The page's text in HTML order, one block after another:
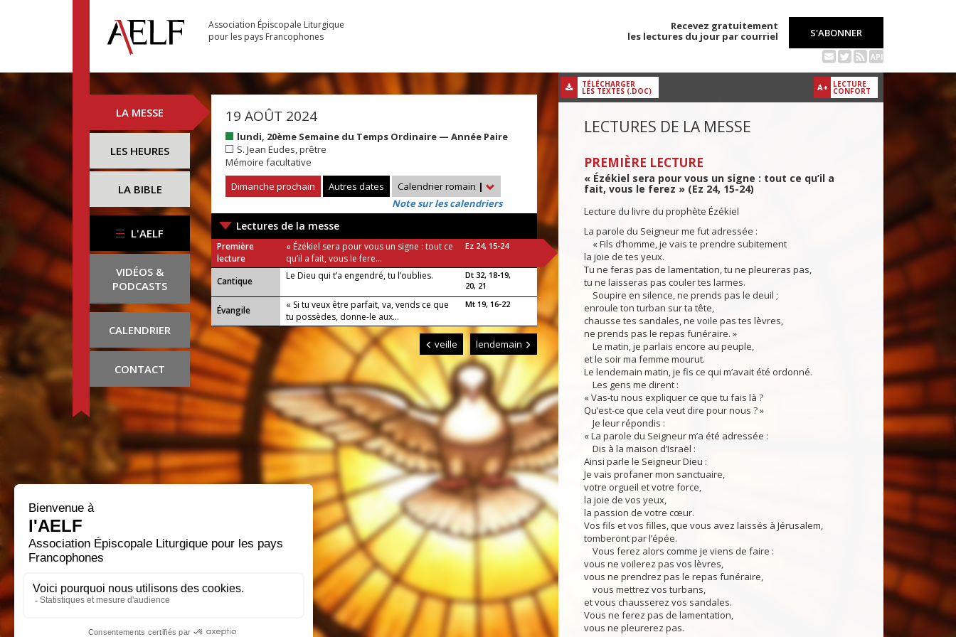
Association Épiscopale Liturgique
pour les pays Francophones
Recevez gratuitement
les lectures du jour par courriel
S'ABONNER
API
LA MESSE
LES HEURES
LA BIBLE
L'AELF
VIDÉOS &
PODCASTS
CALENDRIER
CONTACT
19 AOÛT 2024
lundi, 20ème Semaine du Temps Ordinaire — Année Paire
S. Jean Eudes, prêtre
Mémoire facultative
Dimanche prochain
Autres dates Calendrier romain |
Note sur les calendriers
Lectures de la messe
Première
lecture
« Ézékiel sera pour vous un signe : tout ce
qu’il a fait, vous le fere...
Ez 24, 15-24
Cantique Le Dieu qui t’a engendré, tu l’oublies.
Dt 32, 18-19,
20, 21
Évangile
« Si tu veux être parfait, va, vends ce que
tu possèdes, donne-le aux...
Mt 19, 16-22
veille lendemain
A+ LECTURE
CONFORT
TÉLÉCHARGER
LES TEXTES (.DOC)
LECTURES DE LA MESSE
PREMIÈRE LECTURE
« Ézékiel sera pour vous un signe : tout ce qu’il a
fait, vous le ferez » (Ez 24, 15-24)
Lecture du livre du prophète Ézékiel
La parole du Seigneur me fut adressée :
« Fils d’homme, je vais te prendre subitement
la joie de tes yeux.
Tu ne feras pas de lamentation, tu ne pleureras pas,
tu ne laisseras pas couler tes larmes.
Soupire en silence, ne prends pas le deuil ;
enroule ton turban sur ta tête,
chausse tes sandales, ne voile pas tes lèvres,
ne prends pas le repas funéraire. »
Le matin, je parlais encore au peuple,
et le soir ma femme mourut.
Le lendemain matin, je fis ce qui m’avait été ordonné.
Les gens me dirent :
« Vas-tu nous expliquer ce que tu fais là ?
Qu’est-ce que cela veut dire pour nous ? »
Je leur répondis :
« La parole du Seigneur m’a été adressée :
Dis à la maison d’Israël :
Ainsi parle le Seigneur Dieu :
Je vais profaner mon sanctuaire,
votre orgueil et votre force,
la joie de vos yeux,
la passion de votre cœur.
Vos fils et vos filles, que vous avez laissés à Jérusalem,
tomberont par l’épée.
Vous ferez alors comme je viens de faire :
vous ne voilerez pas vos lèvres,
vous ne prendrez pas le repas funéraire,
vous mettrez vos turbans,
et vous chausserez vos sandales.
Vous ne ferez pas de lamentation,
vous ne pleurerez pas.